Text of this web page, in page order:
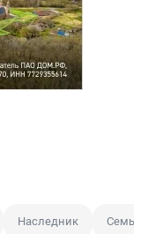
Наследник Семья